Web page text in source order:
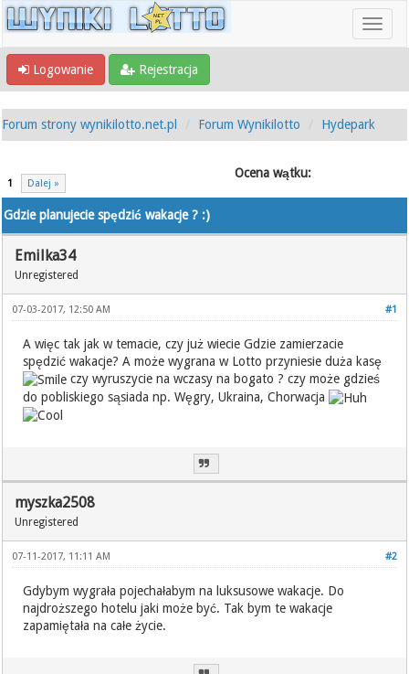
Logowanie Rejestracja
Forum strony wynikilotto.net.pl Forum Wynikilotto Hydepark
1 Dalej »
Ocena wątku:
Gdzie planujecie spędzić wakacje ? :)
Emilka34
Unregistered
#1
07-03-2017, 12:50 AM
A więc tak jak w temacie, czy już wiecie Gdzie zamierzacie
spędzić wakacje? A może wygrana w Lotto przyniesie duża kasę
czy wyruszycie na wczasy na bogato ? czy może gdzieś
do pobliskiego sąsiada np. Węgry, Ukraina, Chorwacja
myszka2508
Unregistered
#2
07-11-2017, 11:11 AM
Gdybym wygrała pojechałabym na luksusowe wakacje. Do
najdroższego hotelu jaki może być. Tak bym te wakacje
zapamiętała na całe życie.